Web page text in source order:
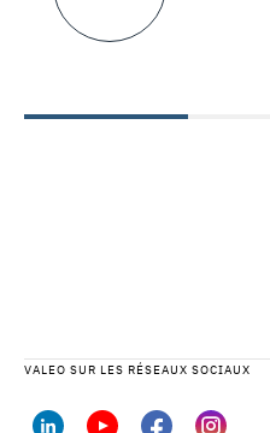
VALEO SUR LES RÉSEAUX SOCIAUX